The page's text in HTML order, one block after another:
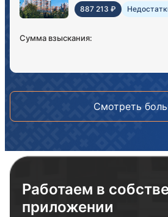
887 213 ₽
Сумма взыскания:
Смотреть
Работаем в
приложении